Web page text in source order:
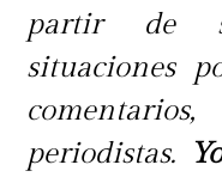
partir de
situaciones
periodistas.